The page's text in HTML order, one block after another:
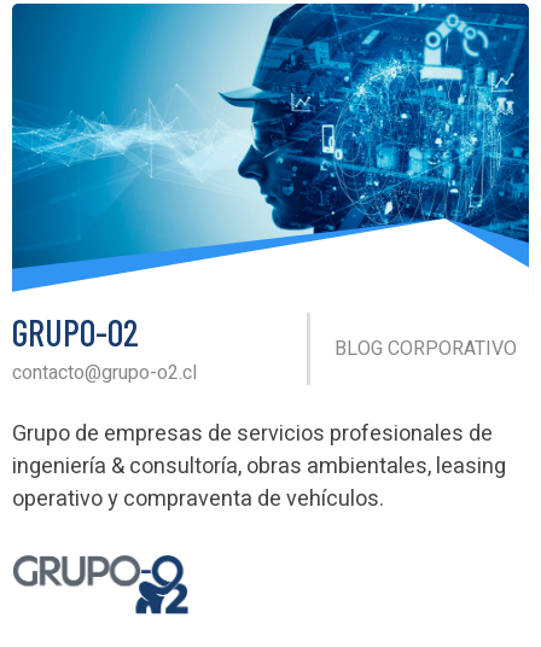
GRUPO-O2
contacto@grupo-o2.cl
BLOG CORPORATIVO
Grupo de empresas de servicios profesionales de
ingeniería & consultoría, obras ambientales, leasing
operativo y compraventa de vehículos.